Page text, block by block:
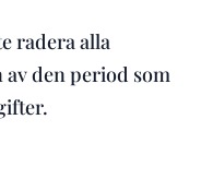
radera alla
den period som